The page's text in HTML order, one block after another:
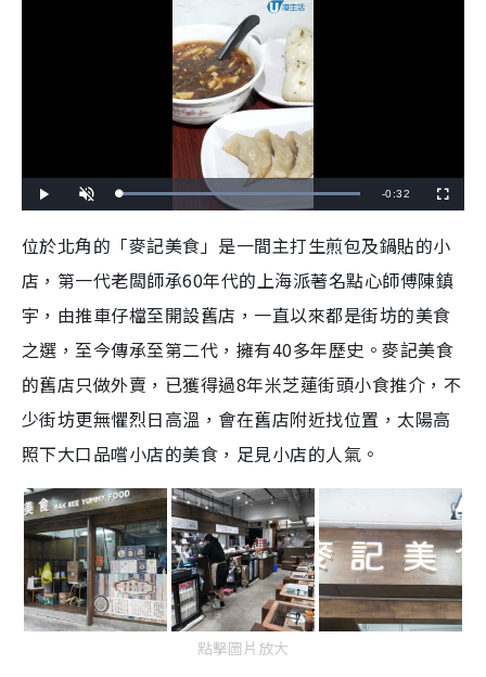
l
n
t
e
L
o
1
0
0
R
a
i
n
i
n
T
m
e
-0:32
u
s
c
e
e
位於北角的「麥記美食」是一間主打生煎包及鍋貼的小
店，第一代老闆師承60年代的上海派著名點心師傅陳鎮
宇，由推車仔檔至開設舊店，一直以來都是街坊的美食
之選，至今傳承至第二代，擁有40多年歷史。麥記美食
的舊店只做外賣，已獲得過8年米芝蓮街頭小食推介，不
少街坊更無懼烈日高溫，會在舊店附近找位置，太陽高
照下大口品嚐小店的美食，足見小店的人氣。
點擊圖片放大